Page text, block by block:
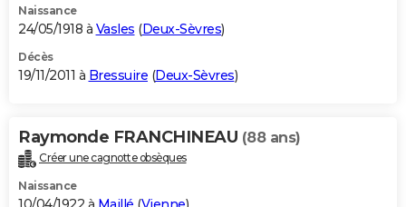
Naissance
24/05/1918 à Vasles (Deux-Sèvres)
Décès
19/11/2011 à Bressuire (Deux-Sèvres)
Raymonde FRANCHINEAU (88 ans)
Créer une cagnotte obsèques
Naissance